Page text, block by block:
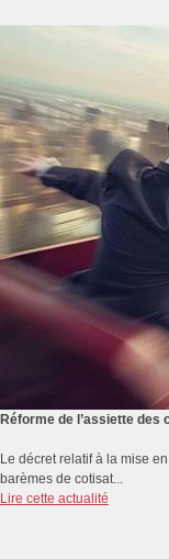
Réforme de l’assiette
Le décret relatif à la mise
barèmes de cotisat...
Lire cette actualité